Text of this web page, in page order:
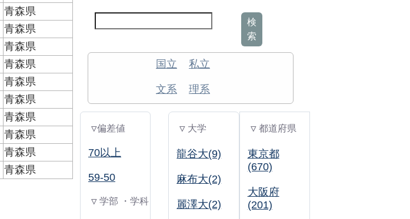
青森県
青森県
青森県
青森県
青森県
青森県
青森県
青森県
青森県
青森県
検
索
国立 私立
文系 理系
▽偏差値
70以上
59-50
▽ 学部 ・学科
▽ 大学
龍谷大(9)
麻布大(2)
麗澤大(2)
▽ 都道府県
東京都
(670)
大阪府
(201)